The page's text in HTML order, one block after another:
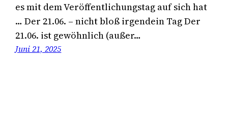
es mit dem Veröffentlichungstag auf sich hat
… Der 21.06. – nicht bloß irgendein Tag Der
21.06. ist gewöhnlich (außer…
Juni 21, 2025